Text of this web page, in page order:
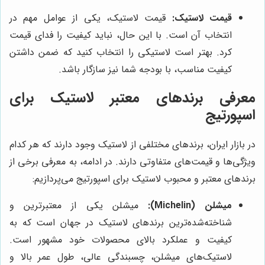
قیمت لاستیک: قیمت لاستیک، یکی از عوامل مهم در
انتخاب آن است. با این حال، نباید کیفیت را فدای قیمت
کرد. بهتر است لاستیکی را انتخاب کنید که ضمن داشتن
کیفیت مناسب، با بودجه شما نیز سازگار باشد.
معرفی برندهای معتبر لاستیک برای
اسپورتیج
در بازار ایران، برندهای مختلفی از لاستیک وجود دارند که هر کدام
ویژگی‌ها و قیمت‌های متفاوتی دارند. در ادامه، به معرفی برخی از
برندهای معتبر و محبوب لاستیک برای اسپورتیج می‌پردازیم:
میشلن (Michelin):
میشلن یکی از معتبرترین و
شناخته‌شده‌ترین برندهای لاستیک در جهان است که به
کیفیت و عملکرد بالای محصولات خود مشهور است.
لاستیک‌های میشلن، چسبندگی عالی، طول عمر بالا و